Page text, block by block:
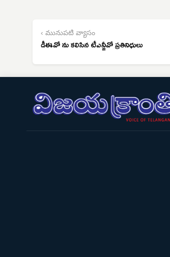
‹ మునుపటి వ్యాసం
డీఈవో ను కలిసిన టీఎన్జీవో ప్రతినిధులు